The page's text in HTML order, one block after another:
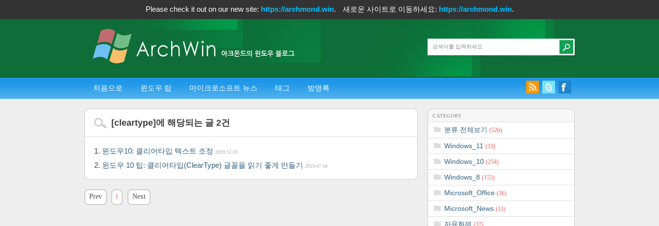
Please check it out on our new site: https://archmond.win. 새로운 사이트로 이동하세요: https://archmond.win.
처음으로 윈도우 팁 마이크로소프트 뉴스 태그 방명록
[cleartype]에 해당되는 글 2건
윈도우10: 클리어타입 텍스트 조정 2019.12.03
윈도우 10 팁: 클리어타입(ClearType) 글꼴을 읽기 좋게 만들기 2019.07.10
Prev 1 Next
CATEGORY
분류 전체보기 (526)
Windows_11 (33)
Windows_10 (254)
Windows_8 (153)
Microsoft_Office (36)
Microsoft_News (12)
자유화제 (37)